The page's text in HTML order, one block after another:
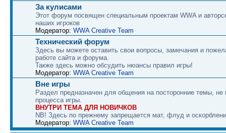
За кулисами
Этот форум посвящен специальным проектам WWA и
наших игроков
Модератор: WWA Creative Team
Технический форум
Здесь вы можете оставить свои вопросы, замечания и
работе сайта и форума.
Также здесь можно обсудить нюансы правил игры!
Модератор: WWA Creative Team
Вне игры
Раздел предназначен для общения на посторонние темы,
процесса игры.
ВНУТРИ ТЕМА ДЛЯ НОВИЧКОВ
NB! Здесь по прежнему запрещается мат, флуд и
Модератор: WWA Creative Team